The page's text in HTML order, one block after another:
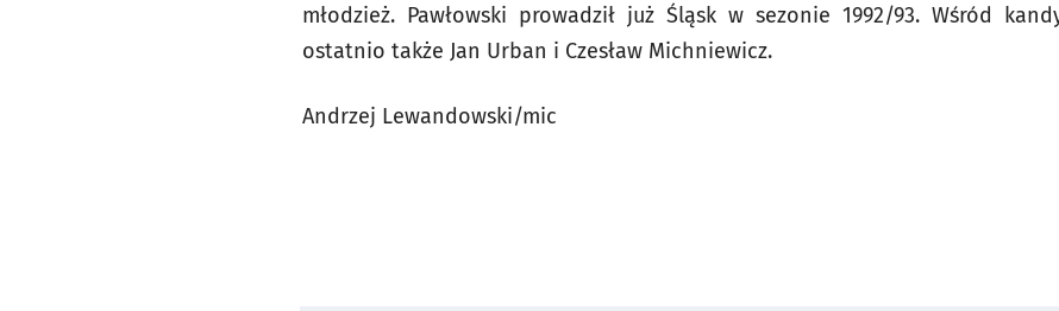
młodzież. Pawłowski prowadził już Śląsk w sezonie 1992/93. Wśród
ostatnio także Jan Urban i Czesław Michniewicz.
Andrzej Lewandowski/mic